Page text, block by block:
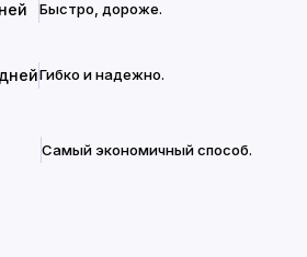
Быстро, дороже.
Гибко и надежно.
Самый экономичный способ.